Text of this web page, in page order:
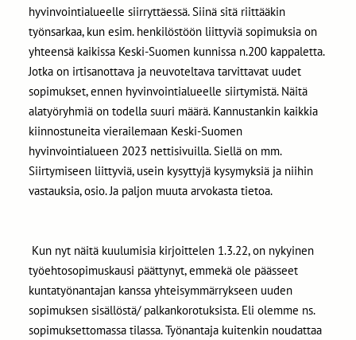
hyvinvointialueelle siirryttäessä. Siinä sitä riittääkin
työnsarkaa, kun esim. henkilöstöön liittyviä sopimuksia on
yhteensä kaikissa Keski-Suomen kunnissa n.200 kappaletta.
Jotka on irtisanottava ja neuvoteltava tarvittavat uudet
sopimukset, ennen hyvinvointialueelle siirtymistä. Näitä
alatyöryhmiä on todella suuri määrä. Kannustankin kaikkia
kiinnostuneita vierailemaan Keski-Suomen
hyvinvointialueen 2023 nettisivuilla. Siellä on mm.
Siirtymiseen liittyviä, usein kysyttyjä kysymyksiä ja niihin
vastauksia, osio. Ja paljon muuta arvokasta tietoa.
Kun nyt näitä kuulumisia kirjoittelen 1.3.22, on nykyinen
työehtosopimuskausi päättynyt, emmekä ole päässeet
kuntatyönantajan kanssa yhteisymmärrykseen uuden
sopimuksen sisällöstä/ palkankorotuksista. Eli olemme ns.
sopimuksettomassa tilassa. Työnantaja kuitenkin noudattaa